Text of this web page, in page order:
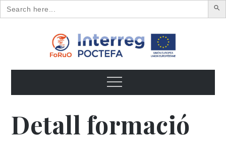
Search
for:
FoRuO
frutos
Menu
Detall formació